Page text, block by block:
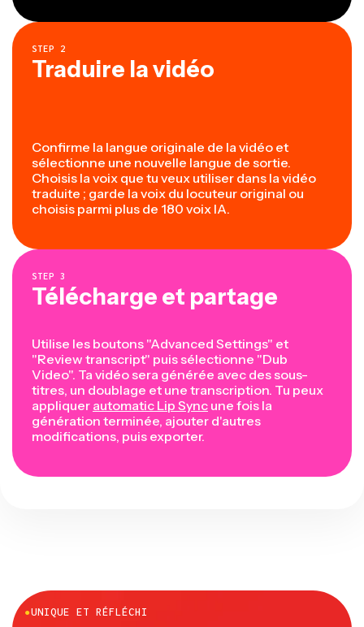
STEP 2
Traduire la vidéo
Confirme la langue originale de la vidéo et
sélectionne une nouvelle langue de sortie.
Choisis la voix que tu veux utiliser dans la vidéo
traduite ; garde la voix du locuteur original ou
choisis parmi plus de 180 voix IA.
STEP 3
Télécharge et partage
Utilise les boutons "Advanced Settings" et
"Review transcript" puis sélectionne "Dub
Video". Ta vidéo sera générée avec des sous-
titres, un doublage et une transcription. Tu peux
appliquer automatic Lip Sync une fois la
génération terminée, ajouter d'autres
modifications, puis exporter.
●UNIQUE ET RÉFLÉCHI